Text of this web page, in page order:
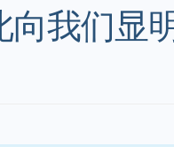
我们显